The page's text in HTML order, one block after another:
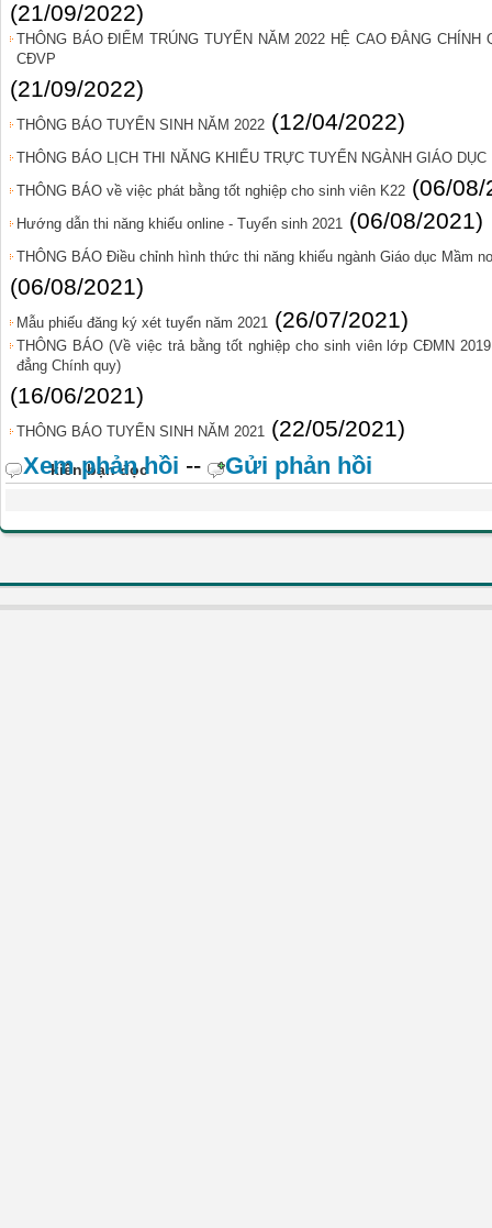
(21/09/2022)
THÔNG BÁO ĐIỂM TRÚNG TUYỂN NĂM 2022 HỆ CAO ĐẲNG CHÍNH
CĐVP
(21/09/2022)
THÔNG BÁO TUYỂN SINH NĂM 2022 (12/04/2022)
THÔNG BÁO LỊCH THI NĂNG KHIẾU TRỰC TUYẾN NGÀNH GIÁO DỤC
THÔNG BÁO về việc phát bằng tốt nghiệp cho sinh viên K22 (06/08/
Hướng dẫn thi năng khiếu online - Tuyển sinh 2021 (06/08/2021)
THÔNG BÁO Điều chỉnh hình thức thi năng khiếu ngành Giáo dục Mầm
(06/08/2021)
Mẫu phiếu đăng ký xét tuyển năm 2021 (26/07/2021)
THÔNG BÁO (Về việc trả bằng tốt nghiệp cho sinh viên lớp CĐMN
đẳng Chính quy)
(16/06/2021)
THÔNG BÁO TUYỂN SINH NĂM 2021 (22/05/2021)
kiến bạn đọc
Xem phản hồi -- Gửi phản hồi